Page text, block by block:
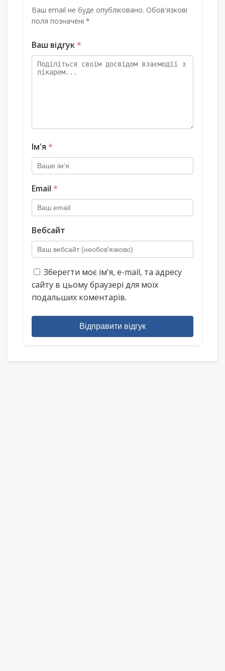
Ваш email не буде опубліковано. Обов'язкові
поля позначені *
Ваш відгук*
Ім'я *
Email *
Вебсайт
Зберегти моє ім'я, e-mail, та адресу
сайту в цьому браузері для моїх
подальших коментарів.
Відправити відгук